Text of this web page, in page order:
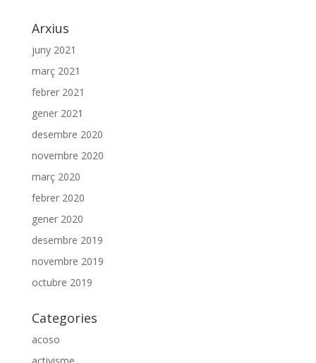
Arxius
juny 2021
març 2021
febrer 2021
gener 2021
desembre 2020
novembre 2020
març 2020
febrer 2020
gener 2020
desembre 2019
novembre 2019
octubre 2019
Categories
acoso